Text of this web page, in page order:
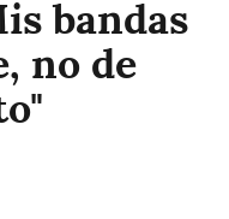
bandas
no de